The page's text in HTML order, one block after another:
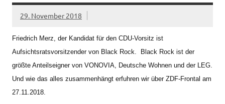
29. November 2018
Friedrich Merz, der Kandidat für den CDU-Vorsitz ist
Aufsichtsratsvorsitzender von Black Rock. Black Rock ist der
größte Anteilseigner von VONOVIA, Deutsche Wohnen und der LEG.
Und wie das alles zusammenhängt erfuhren wir über ZDF-Frontal am
27.11.2018.